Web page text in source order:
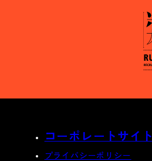
コーポレートサイト
プライバシーポリシー